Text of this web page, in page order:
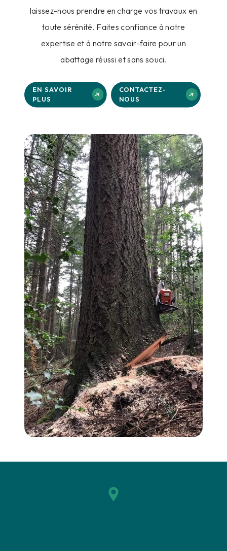
laissez-nous prendre en charge vos travaux en
toute sérénité. Faites confiance à notre
expertise et à notre savoir-faire pour un
abattage réussi et sans souci.
EN SAVOIR
PLUS
CONTACTEZ-
NOUS